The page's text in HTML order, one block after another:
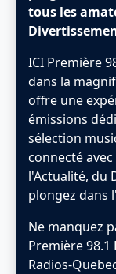
tous les
ICI Première
dans la
offre une
émissions
sélection
connecté
l'Actualité, du
plongez dans
Ne manquez
Première
Radios-